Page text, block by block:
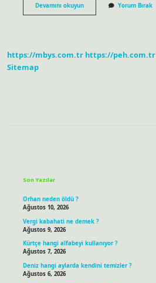
Devamını okuyunVakıfbank
Yatırım
Alıyor
Yorum Bırak
https://mbys.com.tr https://peh.com.tr
Sitemap
Son Yazılar
Orhan neden öldü ?
Ağustos 10, 2026
Vergi kabahati ne demek ?
Ağustos 9, 2026
Kürtçe hangi alfabeyi kullanıyor ?
Ağustos 7, 2026
Deniz hangi aylarda kendini temizler ?
Ağustos 6, 2026